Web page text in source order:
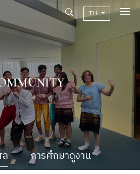
TH
รเรียน
ล การศึกษาดูงาน